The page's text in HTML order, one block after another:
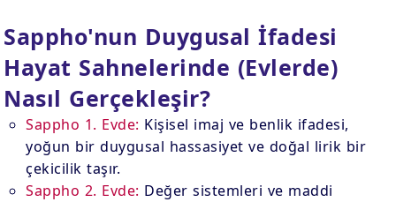
Sappho'nun Duygusal İfadesi
Hayat Sahnelerinde (Evlerde)
Nasıl Gerçekleşir?
Sappho 1. Evde: Kişisel imaj ve benlik ifadesi,
yoğun bir duygusal hassasiyet ve doğal lirik bir
çekicilik taşır.
Sappho 2. Evde: Değer sistemleri ve maddi